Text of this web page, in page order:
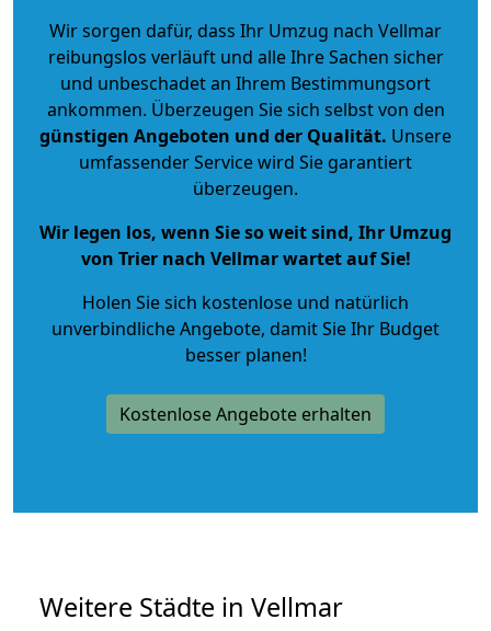
Wir sorgen dafür, dass Ihr Umzug nach Vellmar
reibungslos verläuft und alle Ihre Sachen sicher
und unbeschadet an Ihrem Bestimmungsort
ankommen. Überzeugen Sie sich selbst von den
günstigen Angeboten und der Qualität. Unsere
umfassender Service wird Sie garantiert
überzeugen.
Wir legen los, wenn Sie so weit sind, Ihr Umzug
von Trier nach Vellmar wartet auf Sie!
Holen Sie sich kostenlose und natürlich
unverbindliche Angebote, damit Sie Ihr Budget
besser planen!
Kostenlose Angebote erhalten
Weitere Städte in Vellmar